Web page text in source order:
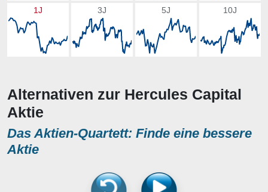
1J 3J 5J 10J
Alternativen zur Hercules Capital
Aktie
Das Aktien-Quartett: Finde eine bessere
Aktie